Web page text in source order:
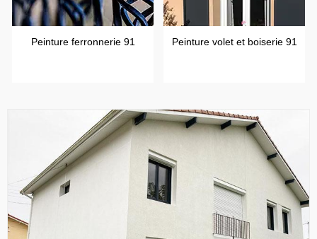
Peinture ferronnerie 91 Peinture volet et boiserie 91